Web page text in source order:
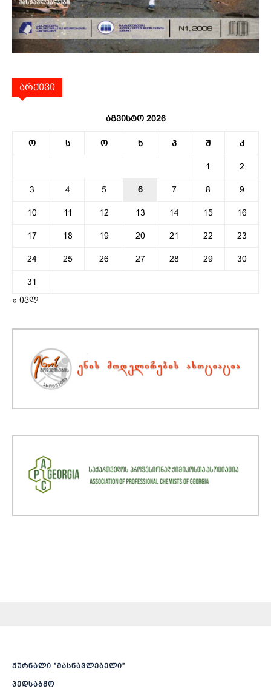
არქივი
აგვისტო 2026
ო ს ო ხ პ შ კ
1 2
3 4 5 6 7 8 9
10 11 12 13 14 15 16
17 18 19 20 21 22 23
24 25 26 27 28 29 30
31
« ივლ
ჟურნალი ”მასწავლებელი”
პედსაბჭო